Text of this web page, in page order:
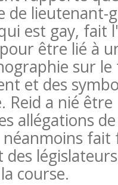
de lieutenant-
est gay, fait
être lié à
sur le
et des
Reid a nié
allégations
fait
des
course.